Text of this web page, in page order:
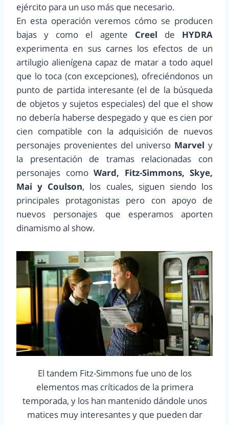
ejército para un uso más que necesario.
En esta operación veremos cómo se producen
bajas y como el agente Creel de HYDRA
experimenta en sus carnes los efectos de un
artilugio alienígena capaz de matar a todo aquel
que lo toca (con excepciones), ofreciéndonos un
punto de partida interesante (el de la búsqueda
de objetos y sujetos especiales) del que el show
no debería haberse despegado y que es cien por
cien compatible con la adquisición de nuevos
personajes provenientes del universo Marvel y
la presentación de tramas relacionadas con
personajes comoWard, Fitz-Simmons, Skye,
Mai y Coulson, los cuales, siguen siendo los
principales protagonistas pero con apoyo de
nuevos personajes que esperamos aporten
dinamismo al show.
El tandem Fitz-Simmons fue uno de los
elementos mas críticados de la primera
temporada, y los han mantenido dándole unos
matices muy interesantes y que pueden dar